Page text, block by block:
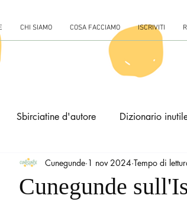
CHI SIAMO COSA FACCIAMO ISCRIVITI
Sbirciatine d'autore Dizionario
Cunegunde
Cunegunde 1 nov 2024 Tempo di